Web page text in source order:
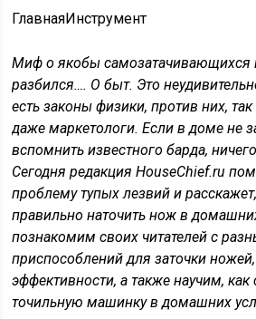
ГлавнаяИнструмент
Миф о якобы самозатачивающихся
разбился…. О быт. Это
есть законы физики, против них,
даже маркетологи. Если в доме не
вспомнить известного барда,
Сегодня редакция HouseChief.ru
проблему тупых лезвий и
правильно наточить нож в
познакомим своих читателей с
приспособлений для заточки
эффективности, а также научим, как
точильную машинку в домашних